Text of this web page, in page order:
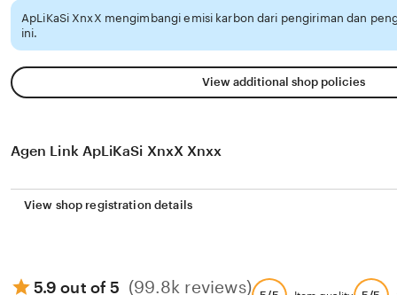
ApLiKaSi XnxX mengimbangi emisi karbon dari pengiriman dan
ini.
View additional shop policies
Agen Link ApLiKaSi XnxX Xnxx
View shop registration details
5.9 out of 5 (99.8k reviews)